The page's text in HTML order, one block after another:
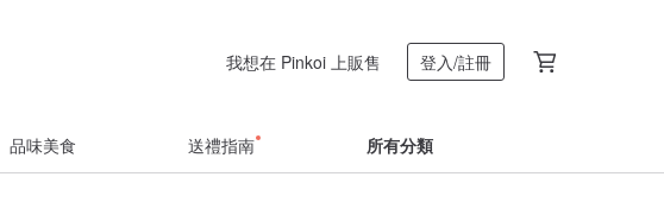
我想在 Pinkoi 上販售 登入/註冊
品味美食 送禮指南 所有分類